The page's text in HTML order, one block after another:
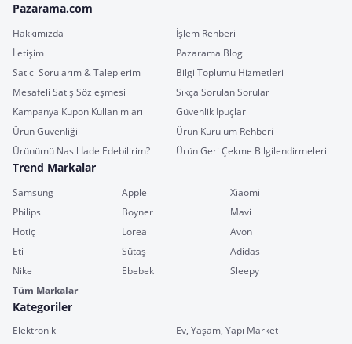
Pazarama.com
Hakkımızda
İşlem Rehberi
İletişim
Pazarama Blog
Satıcı Sorularım & Taleplerim
Bilgi Toplumu Hizmetleri
Mesafeli Satış Sözleşmesi
Sıkça Sorulan Sorular
Kampanya Kupon Kullanımları
Güvenlik İpuçları
Ürün Güvenliği
Ürün Kurulum Rehberi
Ürünümü Nasıl İade Edebilirim?
Ürün Geri Çekme Bilgilendirmeleri
Trend Markalar
Samsung Apple
Xiaomi
Philips
Boyner
Mavi
Hotiç
Loreal
Avon
Eti
Sütaş
Adidas
Nike
Ebebek
Sleepy
Tüm Markalar
Kategoriler
Elektronik
Ev, Yaşam, Yapı Market